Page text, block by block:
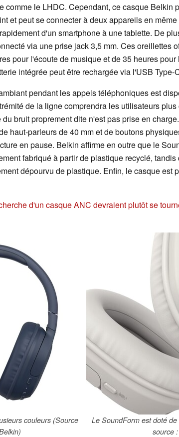
comme le LHDC. Cependant, ce casque Belkin
et peut se connecter à deux appareils en
d'un smartphone à une tablette. De
via une prise jack 3,5 mm. Ces oreillettes
pour l'écoute de musique et de 35 heures
intégrée peut être rechargée via l'USB Type-
pendant les appels téléphoniques est
de la ligne comprendra les utilisateurs
bruit proprement dite n'est pas prise en
haut-parleurs de 40 mm et de boutons
en pause. Belkin affirme en outre que le
fabriqué à partir de plastique recyclé, tandis
dépourvu de plastique. Enfin, le casque est
d'un casque ANC devraient plutôt se
couleurs (Source
Le SoundForm est doté
source